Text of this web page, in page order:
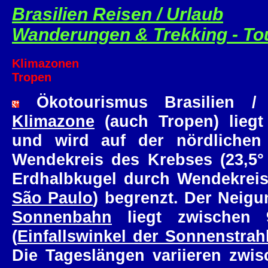
Brasilien Reisen / Urlaub
Wanderungen & Trekking -
Klimazonen
Tropen
Ökotourismus Brasilien
Klimazone (auch Tropen)
und wird auf der nördlichen
Wendekreis des Krebses
Erdhalbkugel durch
São Paulo) begrenzt. Der
Sonnenbahn liegt zwischen
(Einfallswinkel der
Die Tageslängen variieren